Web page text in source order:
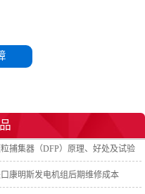
捕集器（DFP）原理、好处及试验
康明斯发电机组后期维修成本